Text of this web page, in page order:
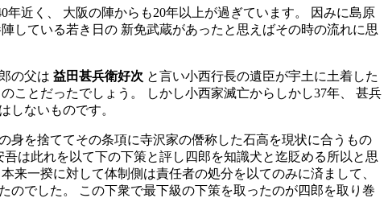
年近く、 大阪の陣からも20年以上が過ぎています。 因みに島原
している若き日の 新免武蔵があったと思えばその時の流れに思
の父は 益田甚兵衛好次 と言い小西行長の遺臣が宇土に土着した
ことだったでしょう。 しかし小西家滅亡からしかし37年、 甚兵
しないものです。
身を捨ててその条項に寺沢家の僭称した石高を現状に合うもの
は此れを以て下の下策と評し四郎を知識犬と迄貶める所以と思
来一揆に対して体制側は責任者の処分を以てのみに済まして、
でした。 この下衆で最下級の下策を取ったのが四郎を取り巻